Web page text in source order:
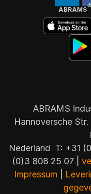
ABRAMS
ABRAMS
Hannoversche
Nederland T: +31
(0)3 808 25 07 |
Impressum